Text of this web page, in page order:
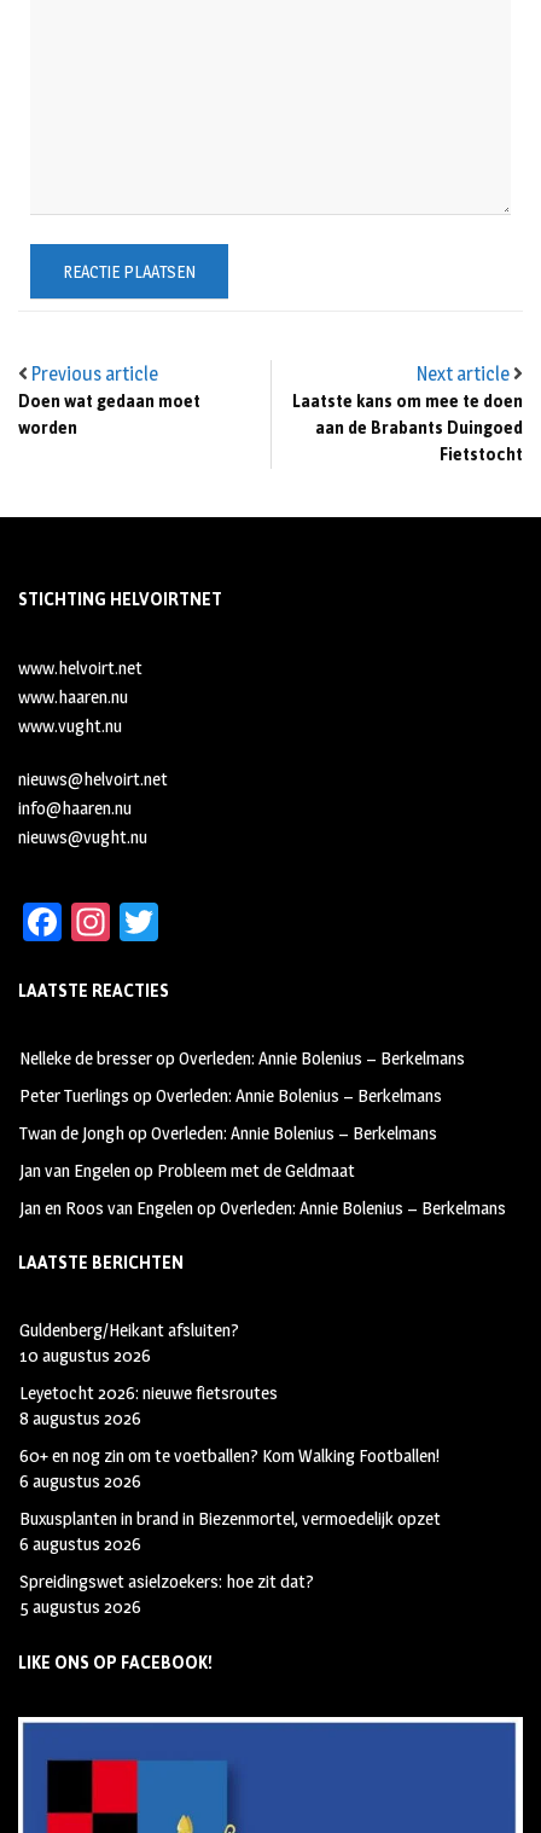
Previous article
Doen wat gedaan moet
worden
Next article
Laatste kans om mee te doen
aan de Brabants Duingoed
Fietstocht
STICHTING HELVOIRTNET
www.helvoirt.net
www.haaren.nu
www.vught.nu
nieuws@helvoirt.net
info@haaren.nu
nieuws@vught.nu
Fa
b
oo
k
In
ag
m
tt
LAATSTE REACTIES
Nelleke de bresseropOverleden: Annie Bolenius – Berkelmans
Peter Tuerlings opOverleden: Annie Bolenius – Berkelmans
Twan de JonghopOverleden: Annie Bolenius – Berkelmans
Jan van Engelenop Probleem met de Geldmaat
Jan en Roos van EngelenopOverleden: Annie Bolenius – Berkelmans
LAATSTE BERICHTEN
Guldenberg/Heikant afsluiten?
10 augustus 2026
Leyetocht 2026: nieuwe fietsroutes
8 augustus 2026
60+ en nog zin om te voetballen? Kom Walking Footballen!
6 augustus 2026
Buxusplanten in brand in Biezenmortel, vermoedelijk opzet
6 augustus 2026
Spreidingswet asielzoekers: hoe zit dat?
5 augustus 2026
LIKE ONS OP FACEBOOK!